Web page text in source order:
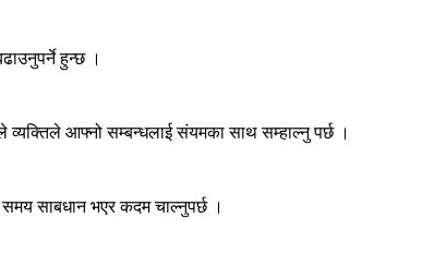
हुन्छ ।
आफ्नो सम्बन्धलाई संयमका साथ सम्हाल्नु पर्छ ।
साबधान भएर कदम चाल्नुपर्छ ।